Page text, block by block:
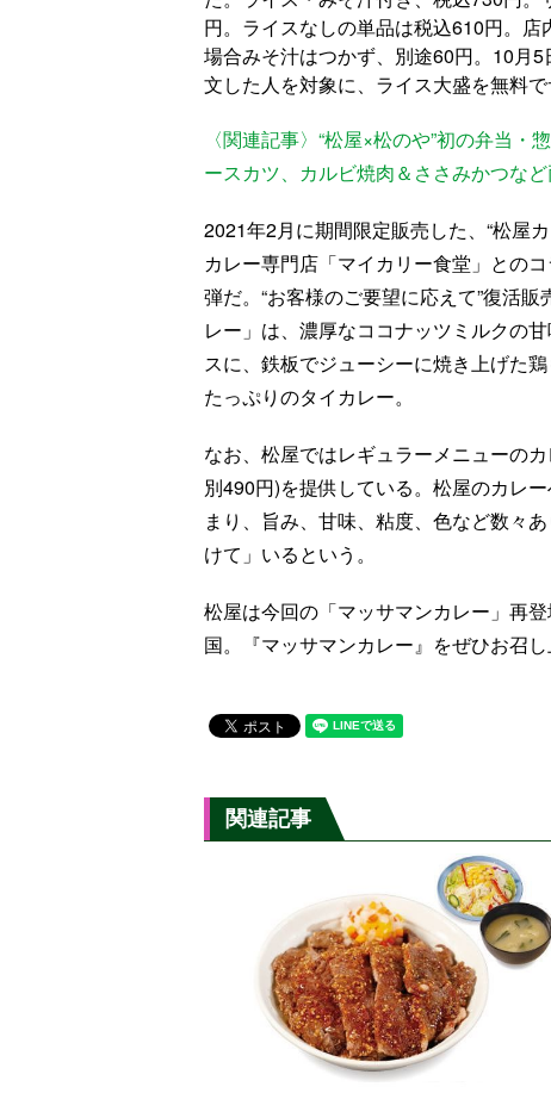
円。ライスなしの単品は税込610円。
場合みそ汁はつかず、別途60円。10月
文した人を対象に、ライス大盛を無料で
〈関連記事〉“松屋×松のや”初の弁当
ースカツ、カルビ焼肉＆ささみかつな
2021年2月に期間限定販売した、“松屋
カレー専門店「マイカリー食堂」との
弾だ。“お客様のご要望に応えて”復活
レー」は、濃厚なココナッツミルクの
スに、鉄板でジューシーに焼き上げた
たっぷりのタイカレー。
なお、松屋ではレギュラーメニューの
別490円)を提供している。松屋のカレ
まり、旨み、甘味、粘度、色など数々
けて」いるという。
松屋は今回の「マッサマンカレー」再
国。『マッサマンカレー』をぜひお召
関連記事